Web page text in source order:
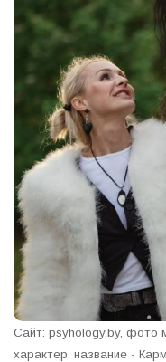
Сайт: psyhology.by, фото
характер, название -